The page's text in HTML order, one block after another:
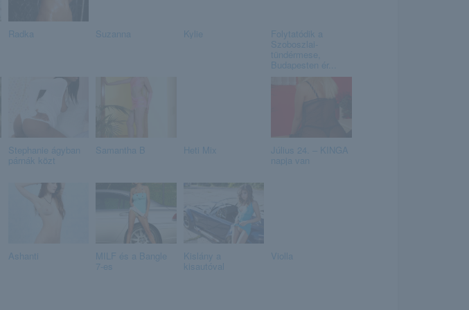
Radka Suzanna Kylie Folytatódik a
Szoboszlai-
tündérmese,
Budapesten ér...
Stephanie ágyban
párnák közt
Samantha B Heti Mix Július 24. – KINGA
napja van
Ashanti MILF és a Bangle
7-es
Kislány a
kisautóval
Violla